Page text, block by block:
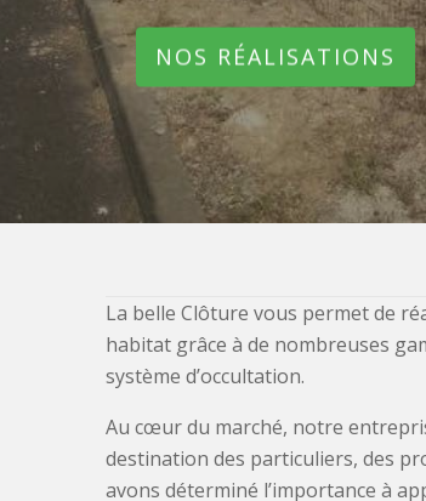
NOS RÉALISATIONS
La belle Clôture vous permet de
habitat grâce à de nombreuses
système d’occultation.
Au cœur du marché, notre
destination des particuliers, des
avons déterminé l’importance à